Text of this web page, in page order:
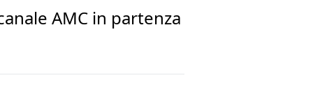
AMC in partenza